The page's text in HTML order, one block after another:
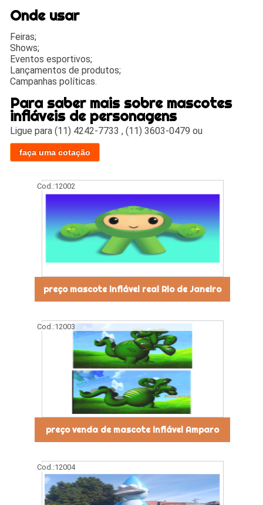
Onde usar
Feiras;
Shows;
Eventos esportivos;
Lançamentos de produtos;
Campanhas políticas.
Para saber mais sobre mascotes
infláveis de personagens
Ligue para(11) 4242-7733 ,(11) 3603-0479 ou
faça uma cotação
Cod.:12002
preço mascote inflável real Rio de Janeiro
Cod.:12003
preço venda de mascote inflável Amparo
Cod.:12004